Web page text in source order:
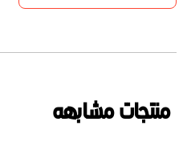
منتجات مشابهه